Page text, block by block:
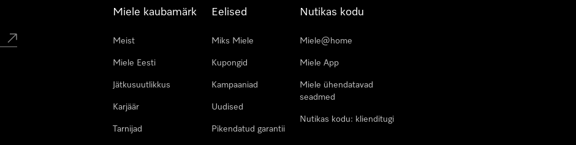
Miele kaubamärk
Meist
Miele Eesti
Jätkusuutlikkus
Karjäär
Tarnijad
Eelised
Miks Miele
Kupongid
Kampaaniad
Uudised
Pikendatud garantii
Nutikas kodu
Miele@home
Miele App
Miele ühendatavad
seadmed
Nutikas kodu: klienditugi